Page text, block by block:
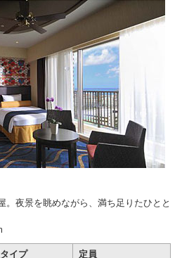
。夜景を眺めながら、満ち足りたひとと
イプ 定員